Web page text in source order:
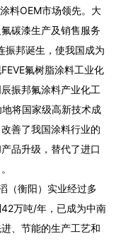
涂料OEM市场领先。大
碳漆生产及销售服务
邦诞生，使我国成为
FEVE氟树脂涂料工业化
辰振邦氟涂料产业化工
将国家级高新技术成
改善了我国涂料行业的
产品升级，替代了进口
（衡阳）实业经过多
吨/年，已成为中南
、节能的生产工艺和